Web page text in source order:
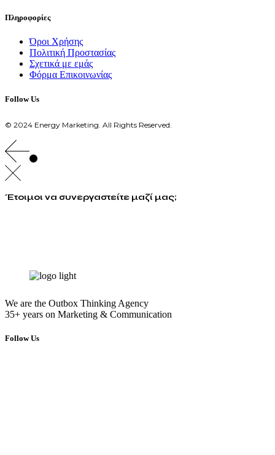
Πληροφορίες
Όροι Χρήσης
Πολιτική Προστασίας
Σχετικά με εμάς
Φόρμα Επικοινωνίας
Follow Us
© 2024 Energy Marketing. All Rights Reserved.
Έτοιμοι να συνεργαστείτε μαζί μας;
We are the Outbox Thinking Agency
35+ years on Marketing & Communication
Follow Us